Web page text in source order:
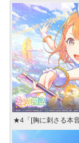
★4「[胸に刺さる本